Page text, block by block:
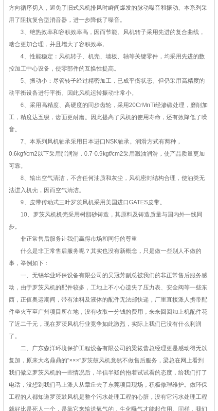
方向循序切入，避免了旧式风机排风时瞬间爆发的脉动噪音和振动。本系列采
用了阻抗复合型消音器，进一步降低了噪音。
3、绝热效率和容积效率高，因而节能。风机转子采用先进的复合曲线，
啮合更加合理，并且增大了容积效率。
4、性能稳定：风机转子、机壳、墙板、轴等关键零件，均采用先进的数
控加工中心设备，使零部件的互换性提高。
5、振动小：尽管转子经过精密加工，已成平衡状态。但仍采用高精度的
动平衡设备进行平衡。因此风机运转振动非常小。
6、采用高精度、高硬度的同步齿轮，采用20CrMnTi经渗碳处理，磨削加
工，精度达五级，齿面更耐磨。因此提高了风机的使用寿命，还有效降低了噪
音。
7、本系列风机轴承采用日本进口NSK轴承。润滑方式有两种，
0.6kgf/cm2以下采用脂润滑，0.7-0.9kgf/cm2采用溅油润滑，使产品质量更加
可靠。
8、输出空气清洁，不含任何油质和灰尘，风机密封结构合理，使油类无
法进入机壳，因而空气清洁。
9、皮带传动式三叶罗茨风机采用美国进口GATES皮带。
10、罗茨风机机壳采用树脂砂铸造，其原料及铸造质量与国内外一线同
步。
非正常售后服务让我们赢得市场和同行的尊重
什么是非正常售后服务呢？其实也没有新概念，只是做一些别人不做的
事，举例如下：
一、无锡华业环保设备有限公司的吴冠芳副总被我们的非正常售后服务感
动，由于罗茨风机的配件较多，工地上不小心遗失了压力表、安全阀等一些东
西，正值奥运期间，带有油料及液体的配件无法邮快递，厂里直接派人携带配
件坐火车至广州项目所在地，没有收取一分钱的费用，来来回回加上机配件花
了近二千元，现在罗茨风机行业竞争如此激烈，实际上我们已没有什么利润
了。
二、广东森洋环境保护工程设备有限公司的梁筱蕾总经理更是感动得无以
复加，原来大名鼎鼎的“×××”罗茨鼓风机竟然不做售后服务，梁总在网上看到
我们傲立罗茨风机的一些情况后，半信半疑的抱着试试看的态度，给我们打了
电话，没想到我们马上派人从章丘去了东莞项目现场，积极修理维护。做环保
工程的人都知道罗茨鼓风机是整个污水处理工程的心脏，没有它污水处理工程
就好比是死人一个，是靠它来输送氧气的，生化曝气才能起作用。同样，我们